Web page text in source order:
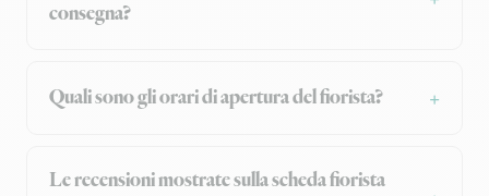
consegna?
Quali sono gli orari di apertura del fiorista?
Le recensioni mostrate sulla scheda fiorista